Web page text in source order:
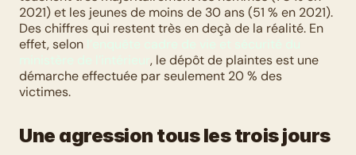
2021) et les jeunes de moins de 30 ans (51 % en 2021).
Des chiffres qui restent très en deçà de la réalité. En
effet, selon
, le dépôt de plaintes est une
démarche effectuée par seulement 20 % des
victimes.
Une agression tous les trois jours